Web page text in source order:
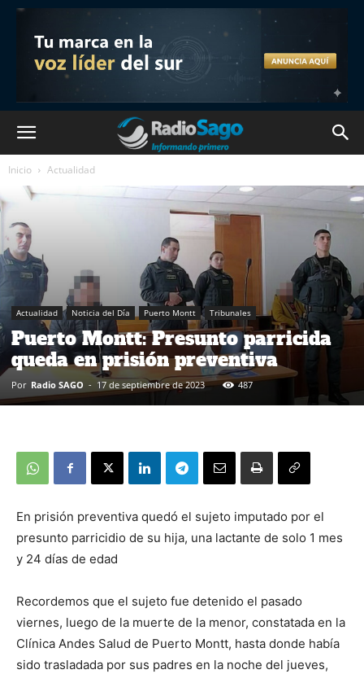
Inicio Actualidad
Actualidad Noticia del Día Puerto Montt Tribunales
Puerto Montt: Presunto parricida
queda en prisión preventiva
Por Radio SAGO - 17 de septiembre de 2023 487
En prisión preventiva quedó el sujeto imputado por el
presunto parricidio de su hija, una lactante de solo 1 mes
y 24 días de edad
Recordemos que el sujeto fue detenido el pasado
viernes, luego de la muerte de la menor, constatada en la
Clínica Andes Salud de Puerto Montt, hasta donde había
sido trasladada por sus padres en la noche del jueves,